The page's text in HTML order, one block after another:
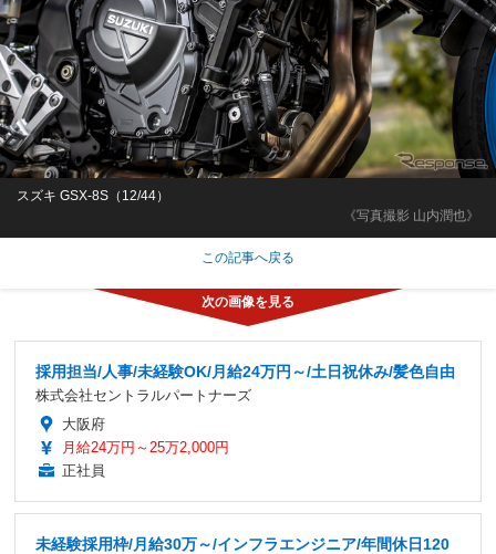
《写真撮影 山内潤也》
スズキ GSX-8S（12/44）
この記事へ戻る
採用担当/人事/未経験OK/月給24万円～/土日祝休み/髪色自由
株式会社セントラルパートナーズ
大阪府
月給24万円～25万2,000円
正社員
未経験採用枠/月給30万～/インフラエンジニア/年間休日120